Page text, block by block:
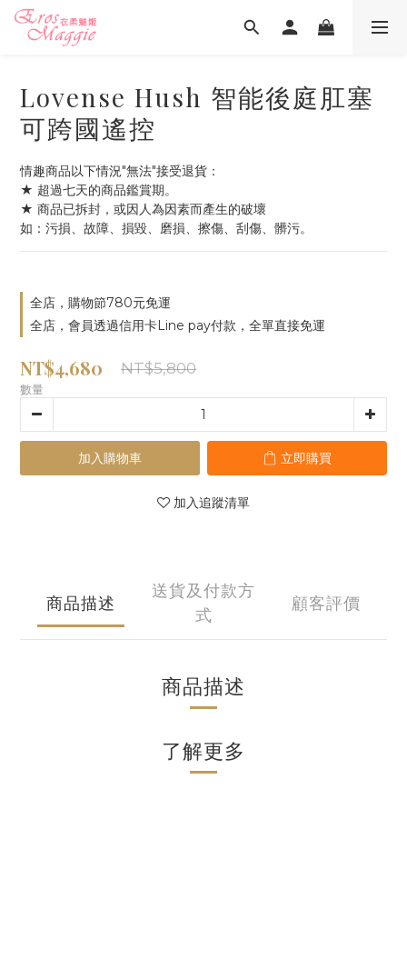
Lovense Hush 智能後庭肛塞
可跨國遙控
情趣商品以下情況"無法"接受退貨：
★ 超過七天的商品鑑賞期。
★ 商品已拆封，或因人為因素而產生的破壞
如：污損、故障、損毀、磨損、擦傷、刮傷、髒污。
全店，購物節780元免運
全店，會員透過信用卡Line pay付款，全單直接免運
NT$4,680 NT$5,800
數量
加入購物車 立即購買
加入追蹤清單
商品描述
送貨及付款方
式
顧客評價
商品描述
了解更多